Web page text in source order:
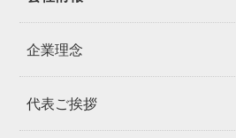
企業理念
代表ご挨拶